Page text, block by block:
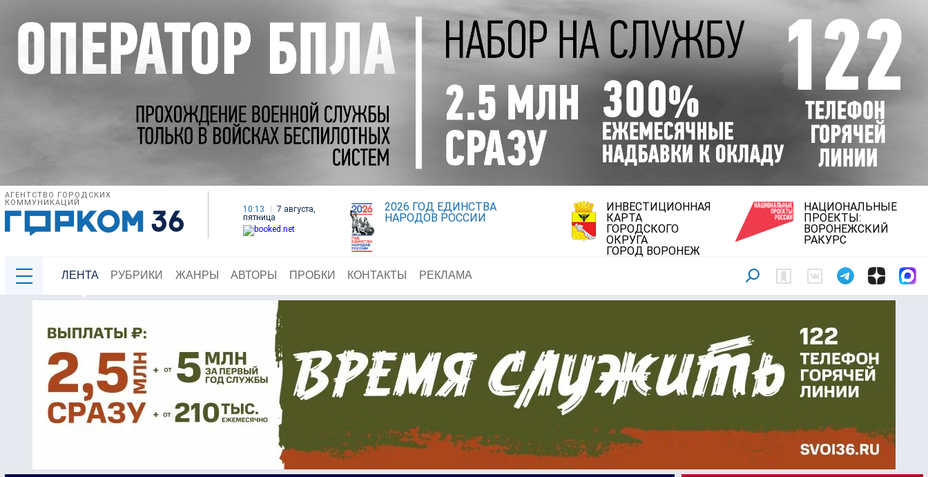
АГЕНТСТВО ГОРОДСКИХ
КОММУНИКАЦИЙ
10:13
7 августа,
пятница
2026 ГОД ЕДИНСТВА
НАРОДОВ РОССИИ
ИНВЕСТИЦИОННАЯ
КАРТА
ГОРОДСКОГО
ОКРУГА
ГОРОД ВОРОНЕЖ
НАЦИОНАЛЬНЫЕ
ПРОЕКТЫ:
ВОРОНЕЖСКИЙ
РАКУРС
ЛЕНТА РУБРИКИ ЖАНРЫ АВТОРЫ ПРОБКИ КОНТАКТЫ РЕКЛАМА